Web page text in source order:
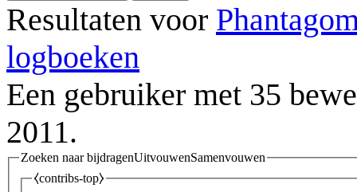
Resultaten voor
logboeken
Een gebruiker met 35
2011.
Zoeken naar bijdragenUitvouwenSamenvouwen
⧼contribs-top⧽